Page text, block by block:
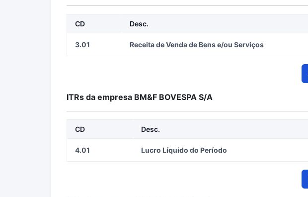
CD Desc.
3.01 Receita de Venda de Bens e/ou Serviços
ITRs da empresa BM&F BOVESPA S/A
CD Desc.
4.01 Lucro Líquido do Período